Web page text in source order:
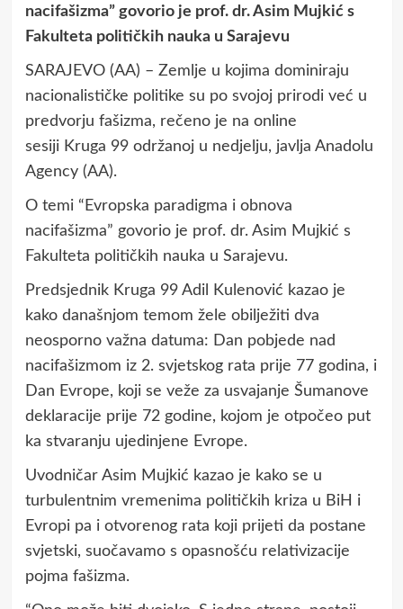
nacifašizma” govorio je prof. dr. Asim Mujkić s
Fakulteta političkih nauka u Sarajevu
SARAJEVO (AA) – Zemlje u kojima dominiraju
nacionalističke politike su po svojoj prirodi već u
predvorju fašizma, rečeno je na online
sesiji Kruga 99 održanoj u nedjelju, javlja Anadolu
Agency (AA).
O temi “Evropska paradigma i obnova
nacifašizma” govorio je prof. dr. Asim Mujkić s
Fakulteta političkih nauka u Sarajevu.
Predsjednik Kruga 99 Adil Kulenović kazao je
kako današnjom temom žele obilježiti dva
neosporno važna datuma: Dan pobjede nad
nacifašizmom iz 2. svjetskog rata prije 77 godina, i
Dan Evrope, koji se veže za usvajanje Šumanove
deklaracije prije 72 godine, kojom je otpočeo put
ka stvaranju ujedinjene Evrope.
Uvodničar Asim Mujkić kazao je kako se u
turbulentnim vremenima političkih kriza u BiH i
Evropi pa i otvorenog rata koji prijeti da postane
svjetski, suočavamo s opasnošću relativizacije
pojma fašizma.